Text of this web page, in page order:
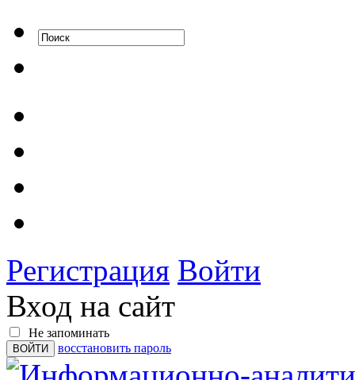
Регистрация Войти
Вход на сайт
Не запоминать
восстановить пароль